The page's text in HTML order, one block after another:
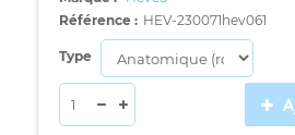
Référence : HEV-230071hev061
Type